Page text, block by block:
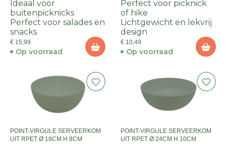
Ideaal voor
buitenpicknicks
Perfect voor salades en
snacks
€ 15,99
Op voorraad
Perfect voor picknick
of hike
Lichtgewicht en lekvrij
design
€ 10,49
Op voorraad
POINT-VIRGULE SERVEERKOM
UIT RPET Ø 18CM H 8CM
POINT-VIRGULE SERVEERKOM
UIT RPET Ø 24CM H 10CM